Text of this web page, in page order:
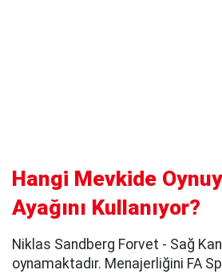
Hangi Mevkide
Ayağını Kullanıyor?
Niklas Sandberg Forvet - Sağ
oynamaktadır. Menajerliğini FA